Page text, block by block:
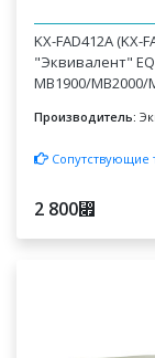
KX-FAD412A
"Эквивалент"
MB1900/MB2000/
Производитель:
Сопутствующие
2 800⃏